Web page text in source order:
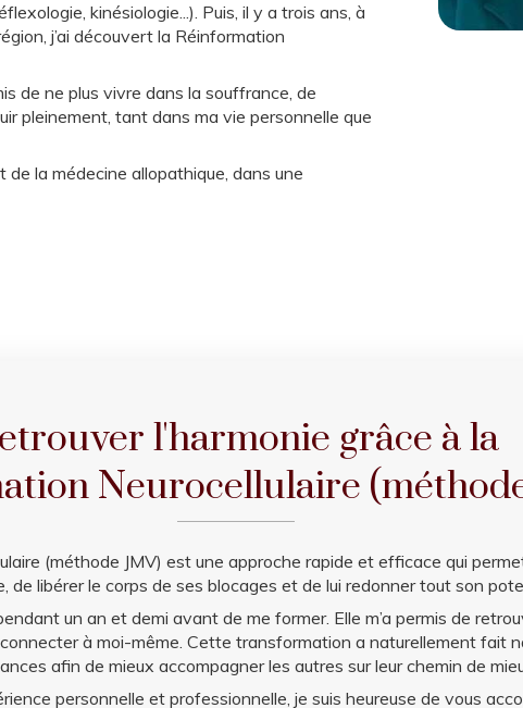
kinésiologie...). Puis, il y a trois ans, à
j’ai découvert la Réinformation
de ne plus vivre dans la souffrance, de
pleinement, tant dans ma vie personnelle que
la médecine allopathique, dans une
l'harmonie grâce à la
Neurocellulaire
(méthode JMV) est une approche rapide et efficace qui
de libérer le corps de ses blocages et de lui redonner tout son
un an et demi avant de me former. Elle m’a permis de
à moi-même. Cette transformation a naturellement fait
afin de mieux accompagner les autres sur leur chemin de
personnelle et professionnelle, je suis heureuse de vous